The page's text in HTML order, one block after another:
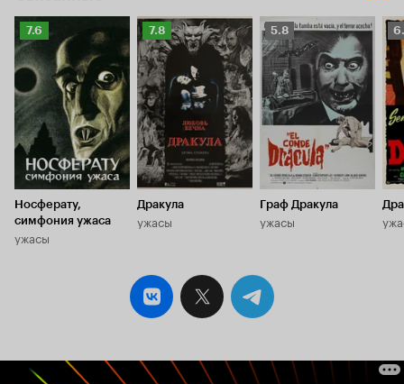
Рейтинг
Кинопоиска
7.6
7.6
Носферату,
симфония ужаса
ужасы
Рейтинг
Кинопоиска
7.8
7.8
Дракула
ужасы
Рейтинг
Кинопоиска
5.8
5.8
Граф Дракула
ужасы